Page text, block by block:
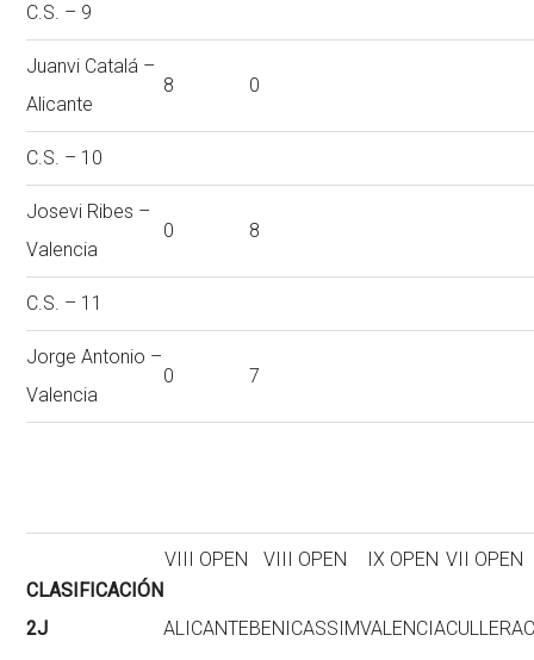
C.S. – 9
Juanvi Catalá –
Alicante
8 0
C.S. – 10
Josevi Ribes –
Valencia
0 8
C.S. – 11
Jorge Antonio –
Valencia
0 7
CLASIFICACIÓN
2J
VIII OPEN
ALICANTE
VIII OPEN
BENICASSIM
IX OPEN
VALENCIA
VII OPEN
CULLERA